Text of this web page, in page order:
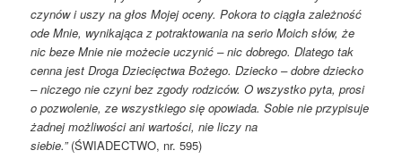
czynów i uszy na głos Mojej oceny. Pokora to ciągła zależność
ode Mnie, wynikająca z potraktowania na serio Moich słów, że
nic beze Mnie nie możecie uczynić – nic dobrego. Dlatego tak
cenna jest Droga Dziecięctwa Bożego. Dziecko – dobre dziecko
– niczego nie czyni bez zgody rodziców. O wszystko pyta, prosi
o pozwolenie, ze wszystkiego się opowiada. Sobie nie przypisuje
żadnej możliwości ani wartości, nie liczy na
siebie.”(ŚWIADECTWO, nr. 595)